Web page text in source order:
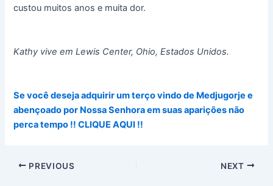
custou muitos anos e muita dor.
Kathy vive em Lewis Center, Ohio, Estados Unidos.
Se você deseja adquirir um terço vindo de Medjugorje e
abençoado por Nossa Senhora em suas aparições não
perca tempo !! CLIQUE AQUI !!
PREVIOUS NEXT